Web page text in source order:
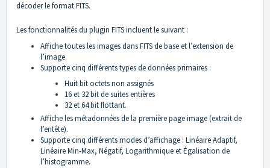
décoder le format FITS.
Les fonctionnalités du plugin FITS incluent le suivant :
Affiche toutes les images dans FITS de base et l’extension de
l’image.
Supporte cinq différents types de données primaires :
Huit bit octets non assignés
16 et 32 bit de suites entières
32 et 64 bit flottant.
Affiche les métadonnées de la première page image (extrait de
l’entête).
Supporte cinq différents modes d’affichage : Linéaire Adaptif,
Linéaire Min-Max, Négatif, Logarithmique et Égalisation de
l’histogramme.